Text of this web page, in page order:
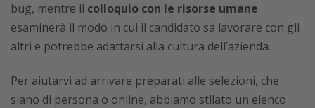
bug, mentre il colloquio con le risorse umane
esaminerà il modo in cui il candidato sa lavorare con gli
altri e potrebbe adattarsi alla cultura dell’azienda.
Per aiutarvi ad arrivare preparati alle selezioni, che
siano di persona o online, abbiamo stilato un elenco